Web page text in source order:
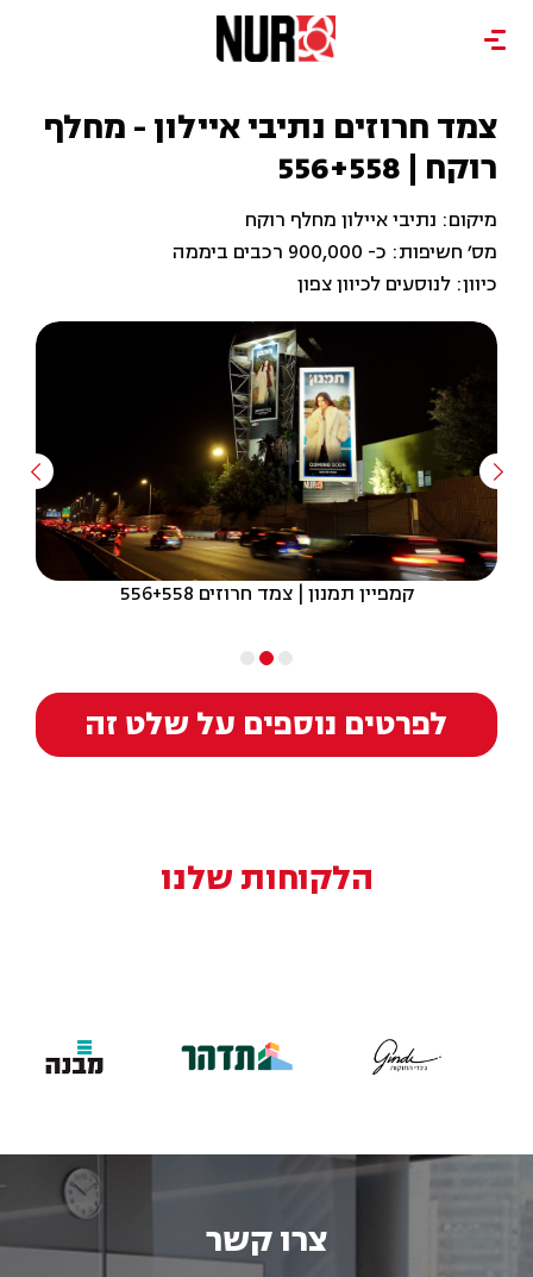
צמד חרוזים נתיבי איילון - מחלף
רוקח | 556+558
מיקום: נתיבי איילון מחלף רוקח
מס׳ חשיפות: כ- 900,000 רכבים ביממה
כיוון: לנוסעים לכיוון צפון
קמפיין תמנון | צמד חרוזים 556+558
לפרטים נוספים על שלט זה
הלקוחות שלנו
צרו קשר